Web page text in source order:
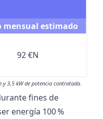
mensual estimado
92 €N
3,5 kW de potencia contratada.
fines de
energía 100 %